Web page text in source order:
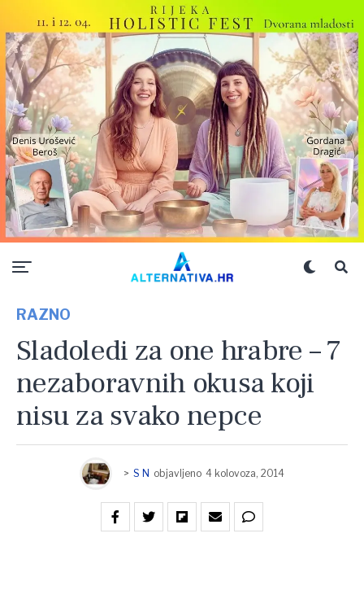
RAZNO
Sladoledi za one hrabre – 7
nezaboravnih okusa koji
nisu za svako nepce
> S N objavljeno 4 kolovoza, 2014